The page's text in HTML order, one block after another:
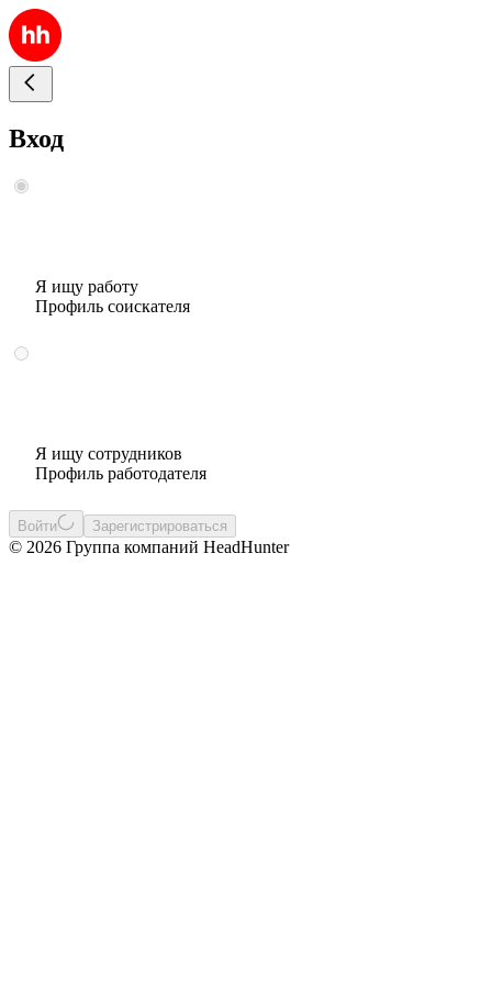
Вход
Я ищу работу
Профиль соискателя
Я ищу сотрудников
Профиль работодателя
Войти Зарегистрироваться
© 2026 Группа компаний HeadHunter